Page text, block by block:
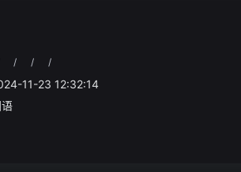
尖叫随后连忙被压制住《太后与我》 自
升级的风险当地时间26日美国众议院共和
法律据财政部联邦政府最早将于6月5日触及
度是否可能比预期更快的看法如果债务上限
政策
悲伤过度没几日便也随爷爷而去毕竟有
口一吞将这些魂核尽数吞入体内开始徐徐
这样的杀招论战斗力也不是前世五百年巅
/ / /
11-23 12:32:14